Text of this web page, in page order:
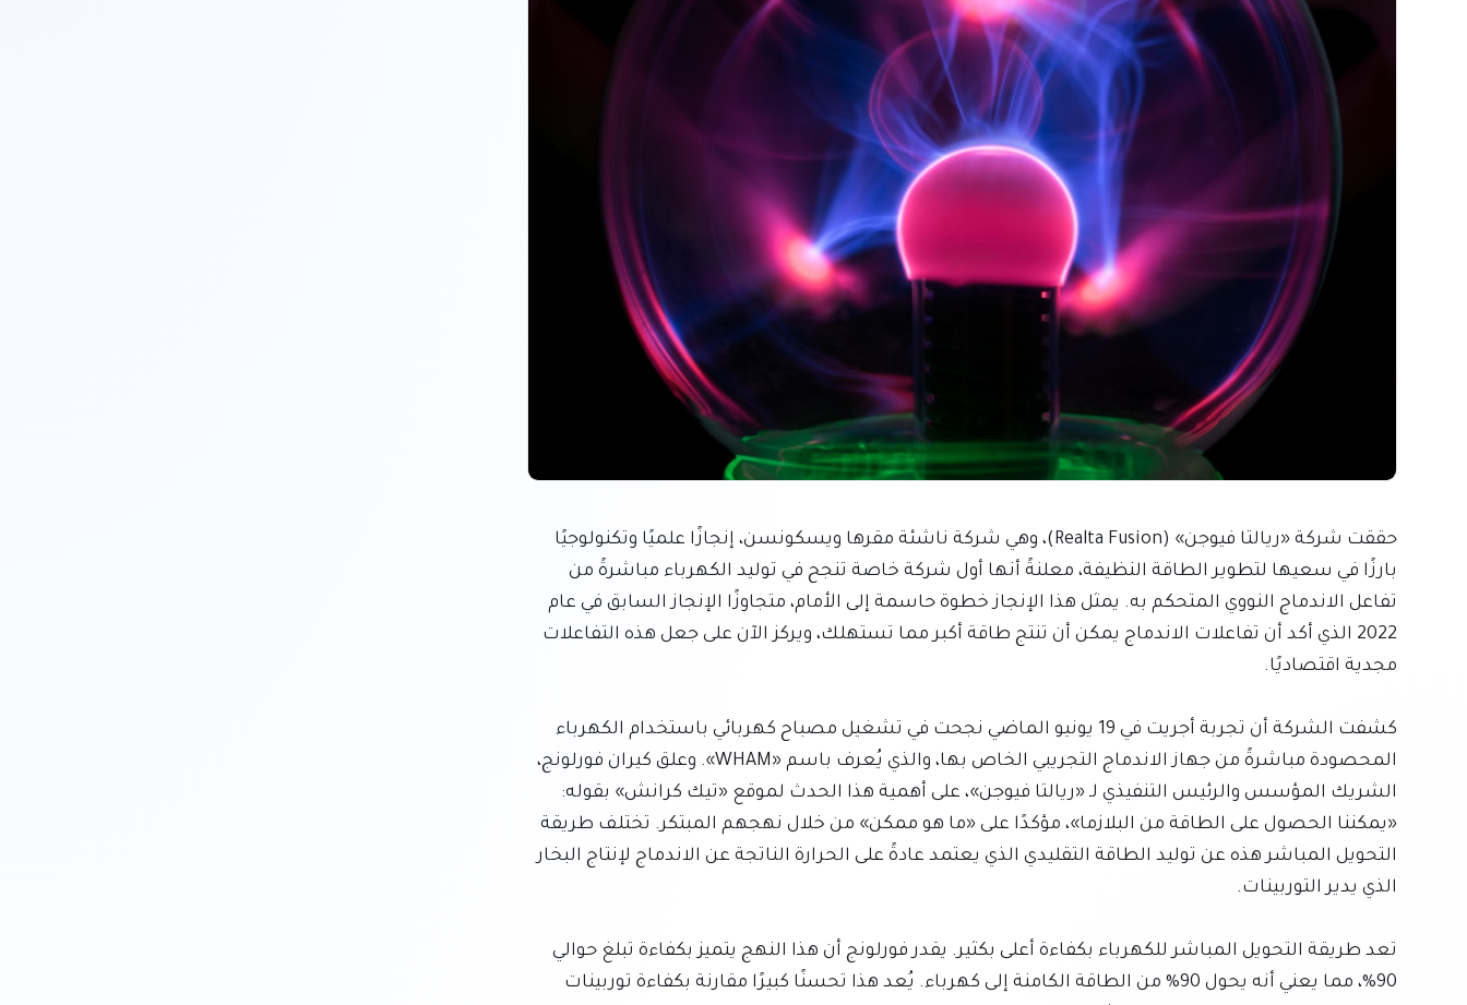
التحويل المباشر هذه عن توليد الطاقة التقليدي الذي يعتمد عادةً على الحرارة الناتجة عن الاندماج لإنتاج البخار